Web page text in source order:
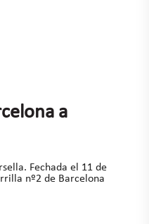
a
Fechada el 11 de
nº2 de Barcelona